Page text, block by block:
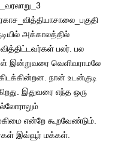
அக்காலத்தில்
பலர். பல
இன்றுவரை வெளிவராமலே
நான் உடன்குடி
இதுவரை எந்த ஒரு
என்றே கூறவேண்டும்.
இவ்வூர் மக்கள்.